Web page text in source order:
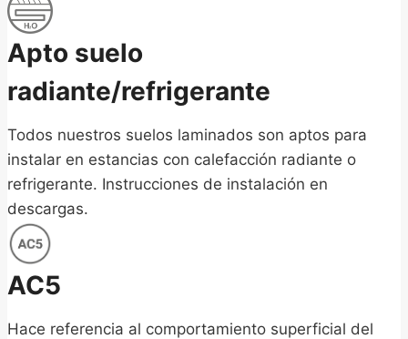
Apto suelo
radiante/refrigerante
Todos nuestros suelos laminados son aptos para
instalar en estancias con calefacción radiante o
refrigerante. Instrucciones de instalación en
descargas.
AC5
Hace referencia al comportamiento superficial del